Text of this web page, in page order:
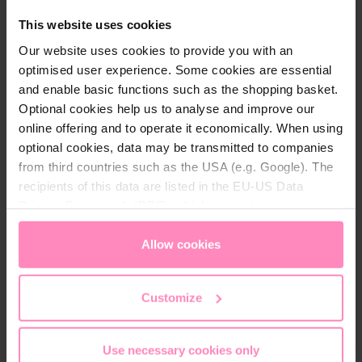
This website uses cookies
Our website uses cookies to provide you with an
optimised user experience. Some cookies are essential
and enable basic functions such as the shopping basket.
Optional cookies help us to analyse and improve our
online offering and to operate it economically. When using
optional cookies, data may be transmitted to companies
from third countries such as the USA (e.g. Google). The
recipients of this data are listed in the EU-US Data
appropriate level of data protection. You canaccept all
only allow necessary cookies
access and change your chosen setting at any time in
Allow cookies
Customize
Use necessary cookies only
Silicate + Magnesium
Balanced Alkalized + Magnesium
Soft Extra
Verpackungseinheit
3 Stück
1+3 Refill 6 Stück 12 Stück
die geistige Fitness und den Abtransport
Soft
3 Stück
Beschreibung
Mit der neuen BWT AQUAlizer Station zieht
modernste Ästhetik und Technologie in Ihre Küche.
Die formschöne Station verwandelt mit der